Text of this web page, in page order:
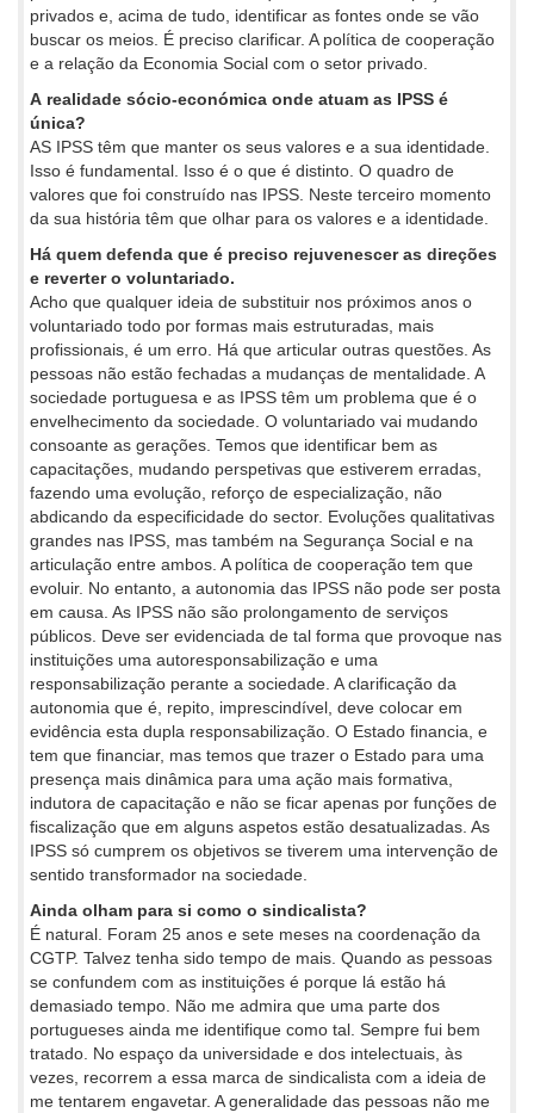
privados e, acima de tudo, identificar as fontes onde se vão
buscar os meios. É preciso clarificar. A política de cooperação
e a relação da Economia Social com o setor privado.
A realidade sócio-económica onde atuam as IPSS é
única?
AS IPSS têm que manter os seus valores e a sua identidade.
Isso é fundamental. Isso é o que é distinto. O quadro de
valores que foi construído nas IPSS. Neste terceiro momento
da sua história têm que olhar para os valores e a identidade.
Há quem defenda que é preciso rejuvenescer as direções
e reverter o voluntariado.
Acho que qualquer ideia de substituir nos próximos anos o
voluntariado todo por formas mais estruturadas, mais
profissionais, é um erro. Há que articular outras questões. As
pessoas não estão fechadas a mudanças de mentalidade. A
sociedade portuguesa e as IPSS têm um problema que é o
envelhecimento da sociedade. O voluntariado vai mudando
consoante as gerações. Temos que identificar bem as
capacitações, mudando perspetivas que estiverem erradas,
fazendo uma evolução, reforço de especialização, não
abdicando da especificidade do sector. Evoluções qualitativas
grandes nas IPSS, mas também na Segurança Social e na
articulação entre ambos. A política de cooperação tem que
evoluir. No entanto, a autonomia das IPSS não pode ser posta
em causa. As IPSS não são prolongamento de serviços
públicos. Deve ser evidenciada de tal forma que provoque nas
instituições uma autoresponsabilização e uma
responsabilização perante a sociedade. A clarificação da
autonomia que é, repito, imprescindível, deve colocar em
evidência esta dupla responsabilização. O Estado financia, e
tem que financiar, mas temos que trazer o Estado para uma
presença mais dinâmica para uma ação mais formativa,
indutora de capacitação e não se ficar apenas por funções de
fiscalização que em alguns aspetos estão desatualizadas. As
IPSS só cumprem os objetivos se tiverem uma intervenção de
sentido transformador na sociedade.
Ainda olham para si como o sindicalista?
É natural. Foram 25 anos e sete meses na coordenação da
CGTP. Talvez tenha sido tempo de mais. Quando as pessoas
se confundem com as instituições é porque lá estão há
demasiado tempo. Não me admira que uma parte dos
portugueses ainda me identifique como tal. Sempre fui bem
tratado. No espaço da universidade e dos intelectuais, às
vezes, recorrem a essa marca de sindicalista com a ideia de
me tentarem engavetar. A generalidade das pessoas não me